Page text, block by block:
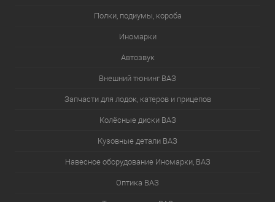
Полки, подиумы, короба
Иномарки
Автозвук
Внешний тюнинг ВАЗ
Запчасти для лодок, катеров и прицепов
Колёсные диски ВАЗ
Кузовные детали ВАЗ
Навесное оборудование Иномарки, ВАЗ
Оптика ВАЗ